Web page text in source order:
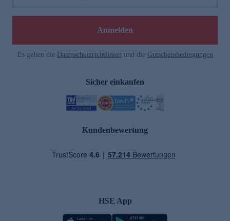
Anmelden
Es gelten die Datenschutzrichtlinien und die Gutscheinbedingungen
Sicher einkaufen
Kundenbewertung
HSE App